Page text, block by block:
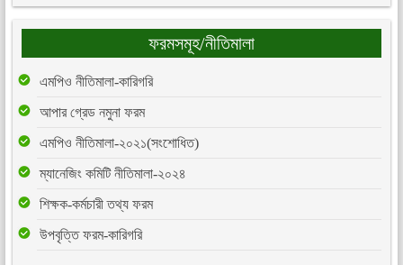
ফরমসমূহ/নীতিমালা
এমপিও নীতিমালা-কারিগরি
আপার গ্রেড নমুনা ফরম
এমপিও নীতিমালা-২০২১(সংশোধিত)
ম্যানেজিং কমিটি নীতিমালা-২০২৪
শিক্ষক-কর্মচারী তথ্য ফরম
উপবৃত্তি ফরম-কারিগরি